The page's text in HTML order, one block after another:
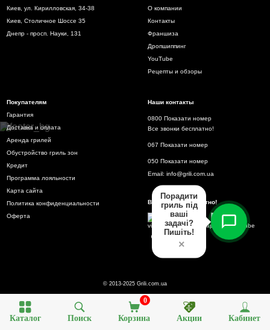
Каталог Поиск Корзина
0
Акции Кабинет
Киев, ул. Кирилловская, 34-38
Киев, Столичное Шоссе 35
Днепр - просп. Науки, 131
О компании
Контакты
Франшиза
Дропшиппинг
YouTube
Рецепты и обзоры
Покупателям
Гарантия
Доставка и оплата
Аренда грилей
Обустройство гриль зон
Кредит
Программа лояльности
Карта сайта
Политика конфиденциальности
Оферта
Наши контакты
0800 Показати номер
Все звонки бесплатно!
067 Показати номер
050 Показати номер
Email: info@grili.com.ua
Все звонки бесплатно!
© 2013-2025 Grili.com.ua
Порадити
гриль під
ваші
задачі?
Пишіть!
×